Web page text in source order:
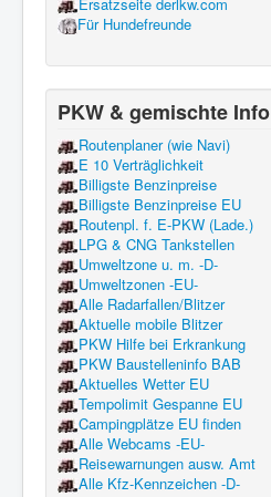
Für Hundefreunde
PKW & gemischte Info
Routenplaner (wie Navi)
E 10 Verträglichkeit
Billigste Benzinpreise
Billigste Benzinpreise EU
Routenpl. f. E-PKW (Lade.)
LPG & CNG Tankstellen
Umweltzone u. m. -D-
Umweltzonen -EU-
Alle Radarfallen/Blitzer
Aktuelle mobile Blitzer
PKW Hilfe bei Erkrankung
PKW Baustelleninfo BAB
Aktuelles Wetter EU
Tempolimit Gespanne EU
Campingplätze EU finden
Alle Webcams -EU-
Reisewarnungen ausw. Amt
Alle Kfz-Kennzeichen -D-